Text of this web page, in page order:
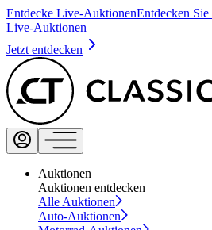
Entdecke Live-AuktionenEntdecken Sie
Live-Auktionen
Jetzt entdecken
Auktionen
Auktionen entdecken
Alle Auktionen
Auto-Auktionen